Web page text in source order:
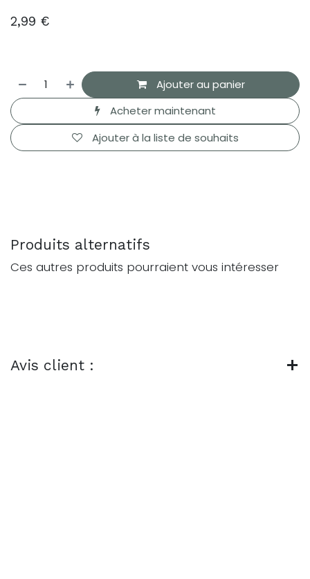
2,99 €
Ajouter au panier
Acheter maintenant
Ajouter à la liste de souhaits
Produits alternatifs
Ces autres produits pourraient vous intéresser
Avis client :